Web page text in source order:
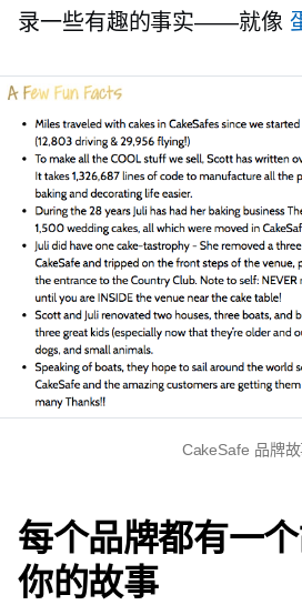
录一些有趣的事实——就像
CakeSafe 品牌
每个品牌都有一
你的故事